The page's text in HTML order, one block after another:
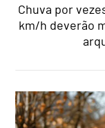
Chuva por
km/h deverão